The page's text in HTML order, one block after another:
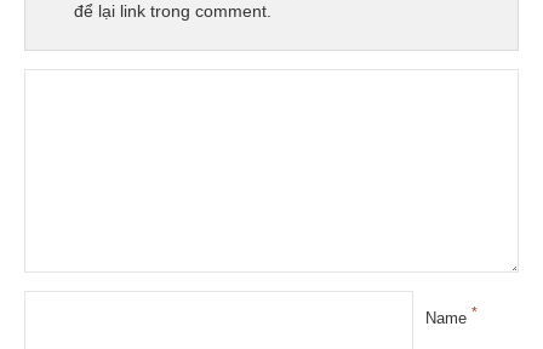
để lại link trong comment.
Name *